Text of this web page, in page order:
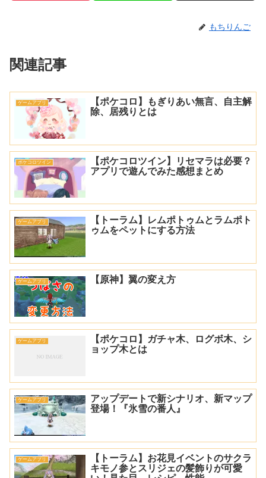
もちりんご
関連記事
ゲームアプリ
【ポケコロ】もぎりあい無言、自主解
除、居残りとは
ポケコロツイン
【ポケコロツイン】リセマラは必要？
アプリで遊んでみた感想まとめ
ゲームアプリ
【トーラム】レムポトゥムとラムポト
ゥムをペットにする方法
ゲームアプリ 【原神】翼の変え方
ゲームアプリ
【ポケコロ】ガチャ木、ログボ木、シ
ョップ木とは
ゲームアプリ
アップデートで新シナリオ、新マップ
登場！『氷雪の番人』
ゲームアプリ
【トーラム】お花見イベントのサクラ
キモノ参とスリジェの髪飾りが可愛